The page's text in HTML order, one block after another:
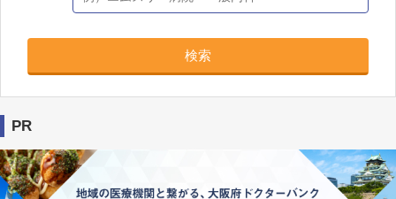
検索
PR